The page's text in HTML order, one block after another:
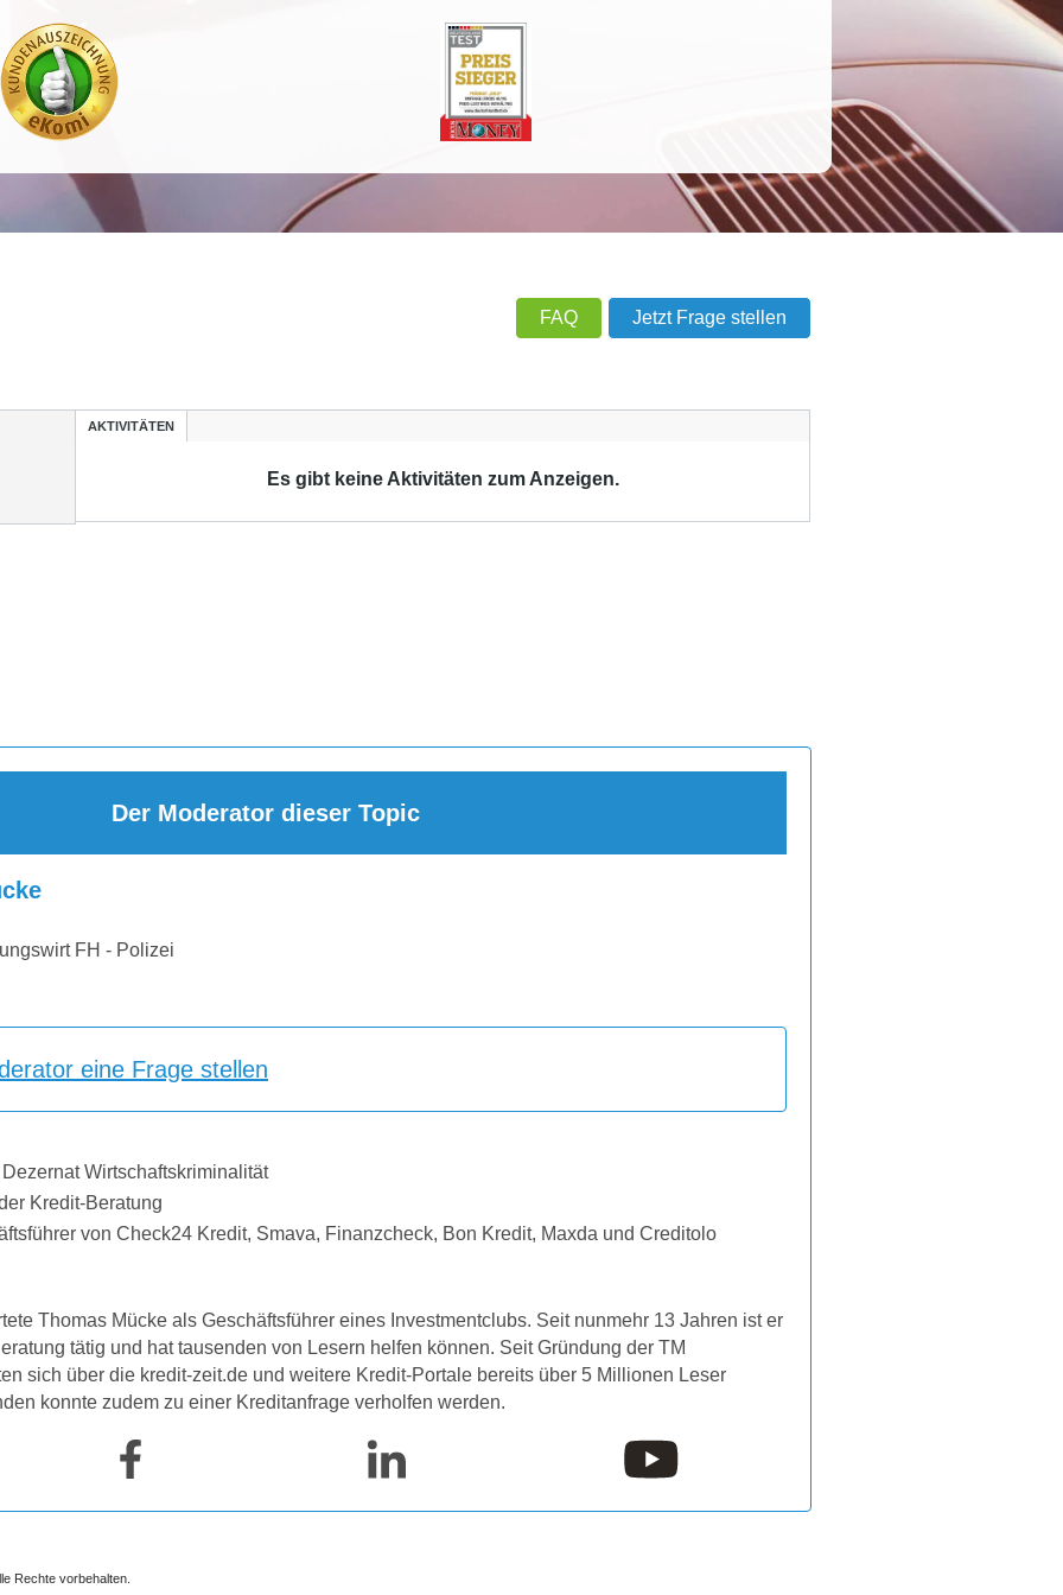
FAQ Jetzt Frage stellen
AKTIVITÄTEN
Es gibt keine Aktivitäten zum Anzeigen.
Der Moderator dieser Topic
FH - Polizei
eine Frage stellen
Wirtschaftskriminalität
Kredit-Beratung
von Check24 Kredit, Smava, Finanzcheck, Bon Kredit, Maxda und Creditolo
Thomas Mücke als Geschäftsführer eines Investmentclubs. Seit nunmehr 13 Jahren ist er
tätig und hat tausenden von Lesern helfen können. Seit Gründung der TM
sich über die kredit-zeit.de und weitere Kredit-Portale bereits über 5 Millionen Leser
konnte zudem zu einer Kreditanfrage verholfen werden.
Rechte vorbehalten.